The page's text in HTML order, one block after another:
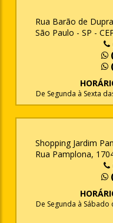
Rua Barão de
São Paulo - SP -
De Segunda à Sexta
Shopping Jardim
Rua Pamplona,
De Segunda à